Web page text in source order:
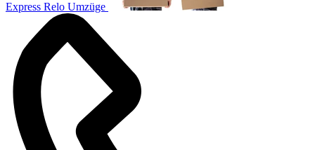
Express Relo Umzüge